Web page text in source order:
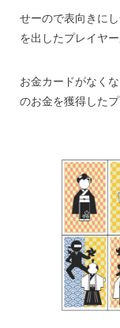
せーので表向きに
を出したプレイヤ
お金カードがなく
のお金を獲得した